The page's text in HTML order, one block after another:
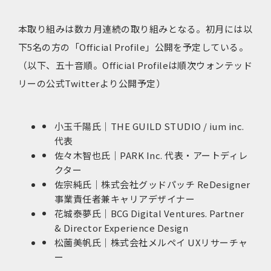
本取り組みは数カ月連続の取り組みとなる。初月には以
下5名の方の「Official Profile」公開を予定している。
（以下、五十音順。Official Profileは順次ウォンテッド
リーの公式Twitterより公開予定）
小玉千陽氏｜THE GUILD STUDIO / ium inc.
代表
佐々木智也氏｜PARK Inc. 代表・アートディレ
クター
佐宗純氏｜株式会社グッドパッチ ReDesigner
事業責任者兼キャリアデザイナー
花城泰夢氏｜BCG Digital Ventures. Partner
& Director Experience Design
松薗美帆氏｜株式会社メルペイ UXリサーチャ
ー